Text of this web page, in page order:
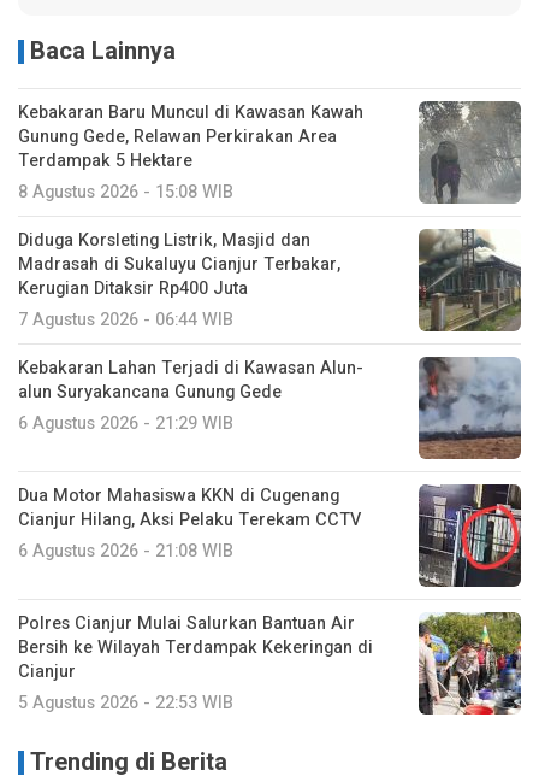
Baca Lainnya
Kebakaran Baru Muncul di Kawasan Kawah
Gunung Gede, Relawan Perkirakan Area
Terdampak 5 Hektare
8 Agustus 2026 - 15:08 WIB
Diduga Korsleting Listrik, Masjid dan
Madrasah di Sukaluyu Cianjur Terbakar,
Kerugian Ditaksir Rp400 Juta
7 Agustus 2026 - 06:44 WIB
Kebakaran Lahan Terjadi di Kawasan Alun-
alun Suryakancana Gunung Gede
6 Agustus 2026 - 21:29 WIB
Dua Motor Mahasiswa KKN di Cugenang
Cianjur Hilang, Aksi Pelaku Terekam CCTV
6 Agustus 2026 - 21:08 WIB
Polres Cianjur Mulai Salurkan Bantuan Air
Bersih ke Wilayah Terdampak Kekeringan di
Cianjur
5 Agustus 2026 - 22:53 WIB
Trending di Berita